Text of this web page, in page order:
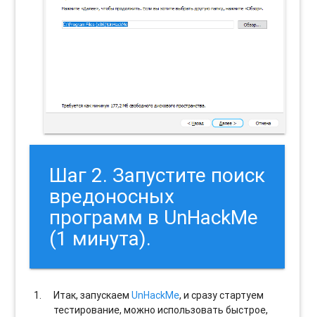
Шаг 2. Запустите поиск
вредоносных
программ в UnHackMe
(1 минута).
Итак, запускаемUnHackMe, и сразу стартуем
тестирование, можно использовать быстрое,